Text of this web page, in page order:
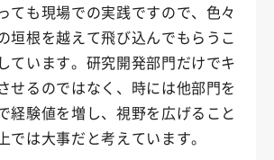
ても現場での実践ですので、色々
垣根を越えて飛び込んでもらうこ
ています。研究開発部門だけでキ
せるのではなく、時には他部門を
経験値を増し、視野を広げること
では大事だと考えています。